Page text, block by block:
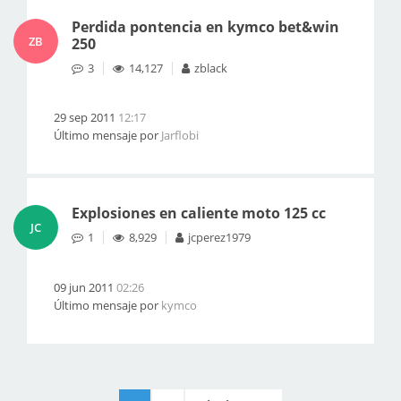
ZB
Perdida pontencia en kymco bet&win
250
3 14,127 zblack
29 sep 2011 12:17
Último mensaje por Jarflobi
JC
Explosiones en caliente moto 125 cc
1 8,929 jcperez1979
09 jun 2011 02:26
Último mensaje por kymco